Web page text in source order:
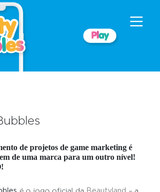
de projetos de game marketing é
de uma marca para um outro nível!